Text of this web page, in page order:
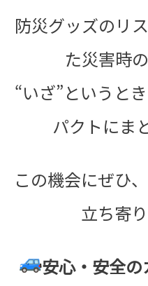
防災グッズのリス
た災害時
“いざ”というと
パクトにま
この機会にぜひ
立ち寄
安心・安全